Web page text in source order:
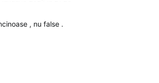
, nu false .